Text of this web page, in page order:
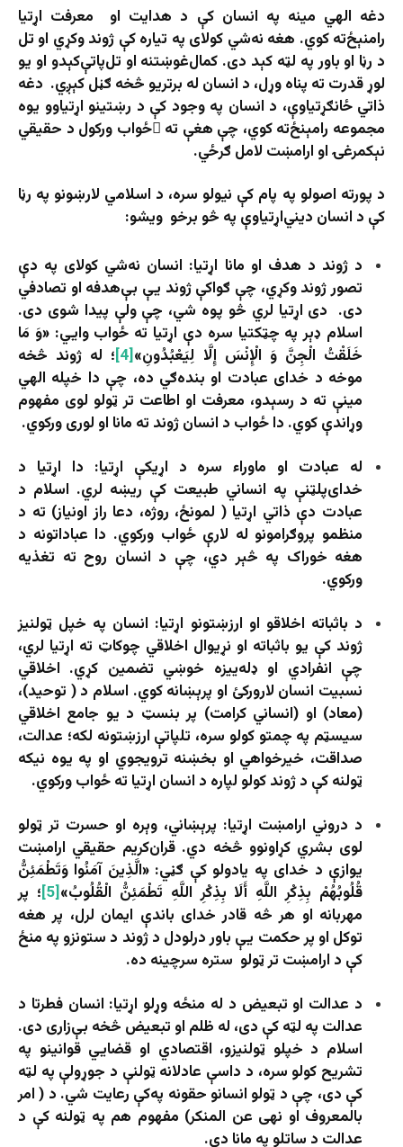
دغه الهي مینه په انسان کې د هدایت او معرفت اړتیا
رامنېځ‌ته کوي. هغه نه‌شي کولای په تیاره کې ژوند وکړي او تل
د رڼا او باور په لټه کېد دی. کمال‌غوښتنه او تل‌پاتې‌کېدو او یو
لوړ قدرت ته پناه وړل، د انسان له برتریو څخه ګڼل کېږي. دغه
ذاتي ځانګړتیاوې، د انسان په وجود کې د رښتینو اړتیاوو یوه
مجموعه رامېنځ‌ته کوي، چې هغې ته َځواب ورکول د حقیقي
نېکمرغۍ او ارامښت لامل ګرځي.
د پورته اصولو په پام کې نیولو سره، د اسلامي لارښونو په رڼا
کې د انسان دیني‌اړتیاوې په څو برخو ویشو:
د ژوند د هدف او مانا اړتیا: انسان نه‌شي کولای په دې
تصور ژوند وکړي، چې ګواکې ژوند یې بې‌هدفه او تصادفي
دی. دی اړتیا لري څو پوه شي، چې ولې پیدا شوی دی.
اسلام ډېر په چټکتیا سره دې اړتیا ته ځواب وايي: «وَ مَا
خَلَقْتُ الْجِنَّ وَ الْإِنْسَ إِلَّا لِيَعْبُدُونِ»[4]
؛ له ژوند څخه
موخه د خدای عبادت او بنده‌ګي ده، چې دا خپله الهي
مینې ته د رسېدو، معرفت او اطاعت تر ټولو لوی مفهوم
وړاندې کوي. دا ځواب د انسان ژوند ته مانا او لوری ورکوي.
له عبادت او ماوراء سره د اړیکې اړتیا: دا اړتیا د
خدای‌پلټنې په انساني طبیعت کې ریښه لري. اسلام د
عبادت دې ذاتي اړتیا ( لمونځ، روژه، دعا راز اونیاز) ته د
منظمو پروګرامونو له لارې ځواب ورکوي. دا عباداتونه د
هغه خوراک په څېر دي، چې د انسان روح ته تغذیه
ورکوي.
د باثباته اخلاقو او ارزښتونو اړتیا: انسان په خپل ټولنیز
ژوند کې یو باثباته او نړیوال اخلاقي چوکاټ ته اړتیا لري،
چې انفرادي او ډله‌ییزه خوښي تضمین کړي. اخلاقي
نسبیت انسان لارورکئ او پرېښانه کوي. اسلام د ( توحید)،
(معاد) او (انساني کرامت) پر بنسټ د یو جامع اخلاقي
سیسټم په چمتو کولو سره، تلپاتې ارزښتونه لکه؛ عدالت،
صداقت، خیرخواهي او بخښنه ترویجوي او په یوه نیکه
ټولنه کې د ژوند کولو لپاره د انسان اړتیا ته ځواب ورکوي.
د دروني ارامښت اړتیا: پرېښاني، وېره او حسرت تر ټولو
لوی بشري کړاونوو څخه دي. قران‌کریم حقیقي ارامښت
یوازې د خدای په یادولو کې ګڼي: «الَّذِينَ آمَنُوا وَتَطْمَئِنُّ
قُلُوبُهُمْ بِذِكْرِ اللَّهِ أَلَا بِذِكْرِ اللَّهِ تَطْمَئِنُّ الْقُلُوبُ»[5]
؛ پر
مهربانه او هر څه قادر خدای باندې ایمان لرل، پر هغه
توکل او پر حکمت یې باور درلودل د ژوند د ستونزو په منځ
کې د ارامښت تر ټولو ستره سرچینه ده.
د عدالت او تبعیض د له منځه‌ وړلو اړتیا: انسان فطرتا د
عدالت په لټه کې دی، له ظلم او تبعیض څخه بې‌زاری دی.
اسلام د خپلو ټولنیزو، اقتصادي او قضایي قوانینو په
تشریح کولو سره، د داسې عادلانه ټولنې د جوړولې په لټه
کې دی، چې د ټولو انسانو حقونه په‌کې رعایت شي. د ( امر
بالمعروف او نهی عن المنکر) مفهوم هم په ټولنه کې د
عدالت د ساتلو په مانا دی.